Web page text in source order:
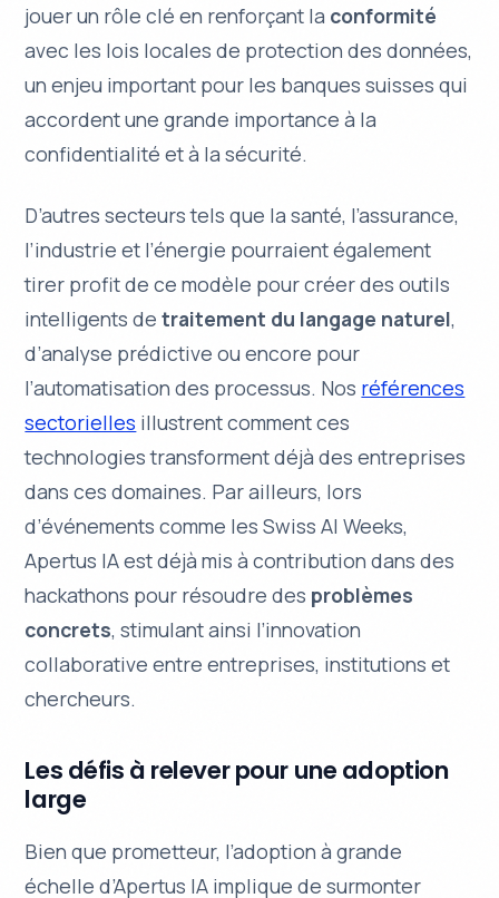
jouer un rôle clé en renforçant la conformité
avec les lois locales de protection des données,
un enjeu important pour les banques suisses qui
accordent une grande importance à la
confidentialité et à lasécurité.
D’autres secteurs tels que la santé, l’assurance,
l’industrie et l’énergie pourraient également
tirer profit de ce modèle pour créer des outils
intelligents detraitement du langage naturel,
d’analyse prédictive ou encore pour
l’automatisation des processus. Nos références
sectorielles illustrent comment ces
technologies transforment déjà des entreprises
dans ces domaines. Par ailleurs, lors
d’événements comme les Swiss AI Weeks,
Apertus IA est déjà mis à contribution dans des
hackathons pour résoudre des problèmes
concrets, stimulant ainsi l’innovation
collaborative entre entreprises, institutions et
chercheurs.
Les défis à relever pour une adoption
large
Bien que prometteur, l’adoption à grande
échelle d’Apertus IA implique de surmonter